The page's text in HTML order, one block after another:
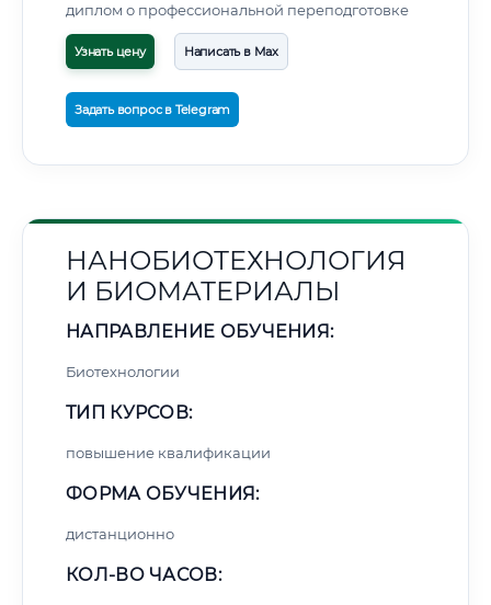
диплом о профессиональной переподготовке
Узнать цену Написать в Max
Задать вопрос в Telegram
НАНОБИОТЕХНОЛОГИЯ
И БИОМАТЕРИАЛЫ
НАПРАВЛЕНИЕ ОБУЧЕНИЯ:
Биотехнологии
ТИП КУРСОВ:
повышение квалификации
ФОРМА ОБУЧЕНИЯ:
дистанционно
КОЛ-ВО ЧАСОВ: